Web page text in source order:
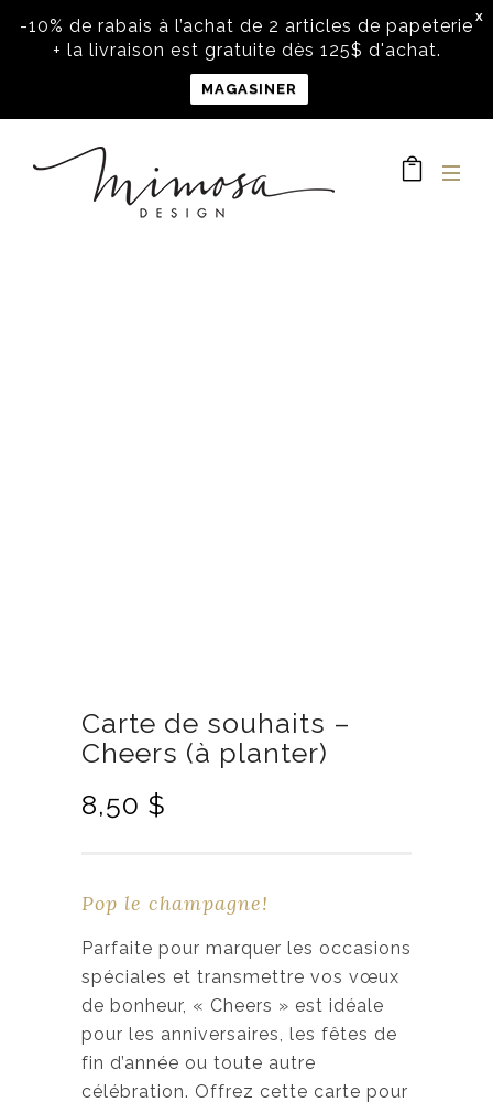
X
-10% de rabais à l’achat de 2 articles de papeterie
+ la livraison est gratuite dès 125$ d'achat.
MAGASINER
Carte de souhaits –
Cheers (à planter)
8,50 $
Pop le champagne!
Parfaite pour marquer les occasions
spéciales et transmettre vos vœux
de bonheur, « Cheers » est idéale
pour les anniversaires, les fêtes de
fin d’année ou toute autre
célébration. Offrez cette carte pour